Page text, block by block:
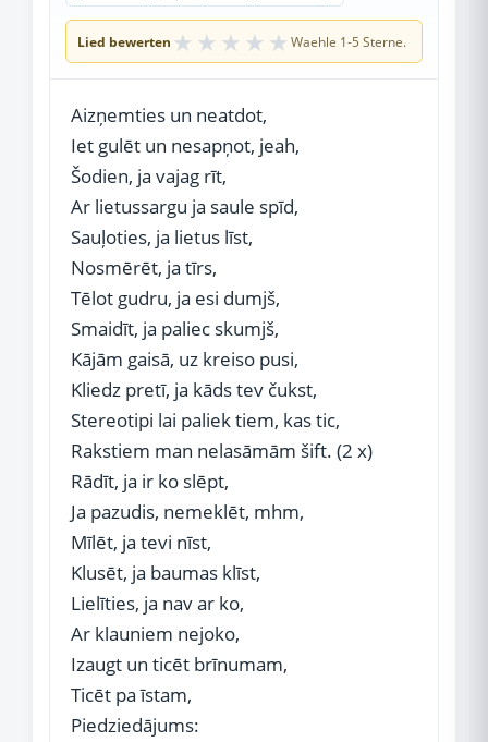
Lied bewerten ★ ★ ★ ★ ★ Waehle 1-5 Sterne.
Aizņemties un neatdot,
Iet gulēt un nesapņot, jeah,
Šodien, ja vajag rīt,
Ar lietussargu ja saule spīd,
Sauļoties, ja lietus līst,
Nosmērēt, ja tīrs,
Tēlot gudru, ja esi dumjš,
Smaidīt, ja paliec skumjš,
Kājām gaisā, uz kreiso pusi,
Kliedz pretī, ja kāds tev čukst,
Stereotipi lai paliek tiem, kas tic,
Rakstiem man nelasāmām šift. (2 x)
Rādīt, ja ir ko slēpt,
Ja pazudis, nemeklēt, mhm,
Mīlēt, ja tevi nīst,
Klusēt, ja baumas klīst,
Lielīties, ja nav ar ko,
Ar klauniem nejoko,
Izaugt un ticēt brīnumam,
Ticēt pa īstam,
Piedziedājums: